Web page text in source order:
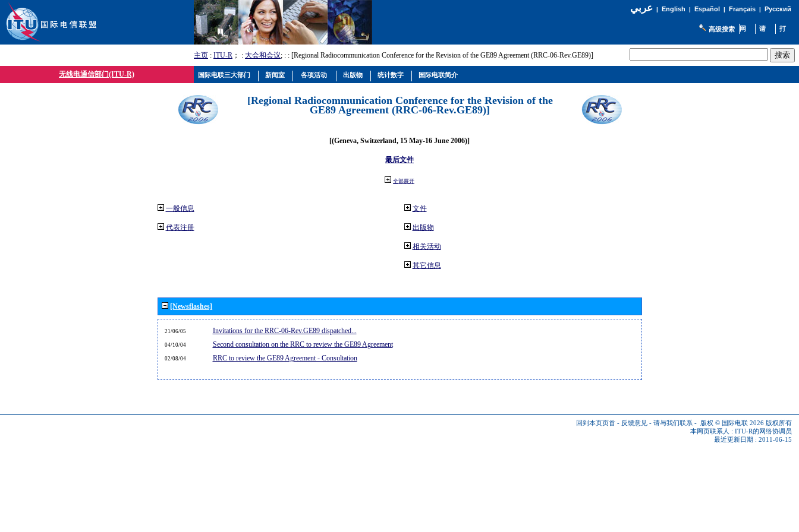
عربي| English | Español | Français| Русский
高级搜索
主页 : ITU-R ； : 大会和会议; : : [Regional Radiocommunication Conference for the Revision of the GE89 Agreement (RRC-06-Rev.GE89)]
无线电通信部门(ITU-R)
[Regional Radiocommunication Conference for the Revision of the
GE89 Agreement (RRC-06-Rev.GE89)]
[(Geneva, Switzerland, 15 May-16 June 2006)]
最后文件
全部展开
一般信息
代表注册
文件
出版物
相关活动
其它信息
[Newsflashes]
21/06/05 Invitations for the RRC-06-Rev.GE89 dispatched...
04/10/04 Second consultation on the RRC to review the GE89 Agreement
02/08/04 RRC to review the GE89 Agreement - Consultation
回到本页页首 - 反馈意见 - 请与我们联系 - 版权 © 国际电联 2026 版权所有
本网页联系人 : ITU-R的网络协调员
最近更新日期 : 2011-06-15
国际电联三大部门 新闻室 各项活动 出版物 统计数字 国际电联简介